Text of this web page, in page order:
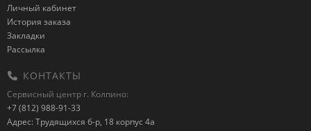
Личный кабинет
История заказа
Закладки
Рассылка
КОНТАКТЫ
Сервисный центр г. Колпино:
+7 (812) 988-91-33
Адрес: Трудящихся б-р, 18 корпус 4а